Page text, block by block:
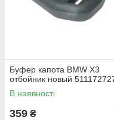
Буфер капота BMW X3
отбойник новый
В наявності
359 ₴